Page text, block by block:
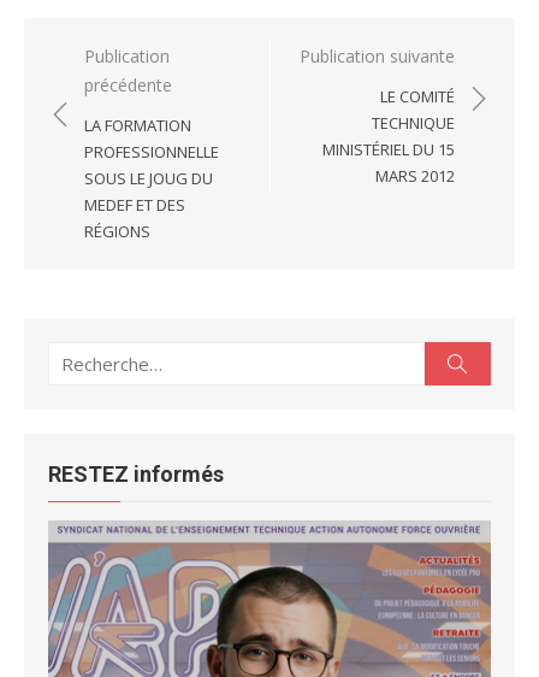
Navigation
l’article
Publication
précédente
LA FORMATION
PROFESSIONNELLE
SOUS LE JOUG DU
MEDEF ET DES
RÉGIONS
Publication suivante
LE COMITÉ
TECHNIQUE
MINISTÉRIEL DU 15
MARS 2012
Recherche
RESTEZ informés